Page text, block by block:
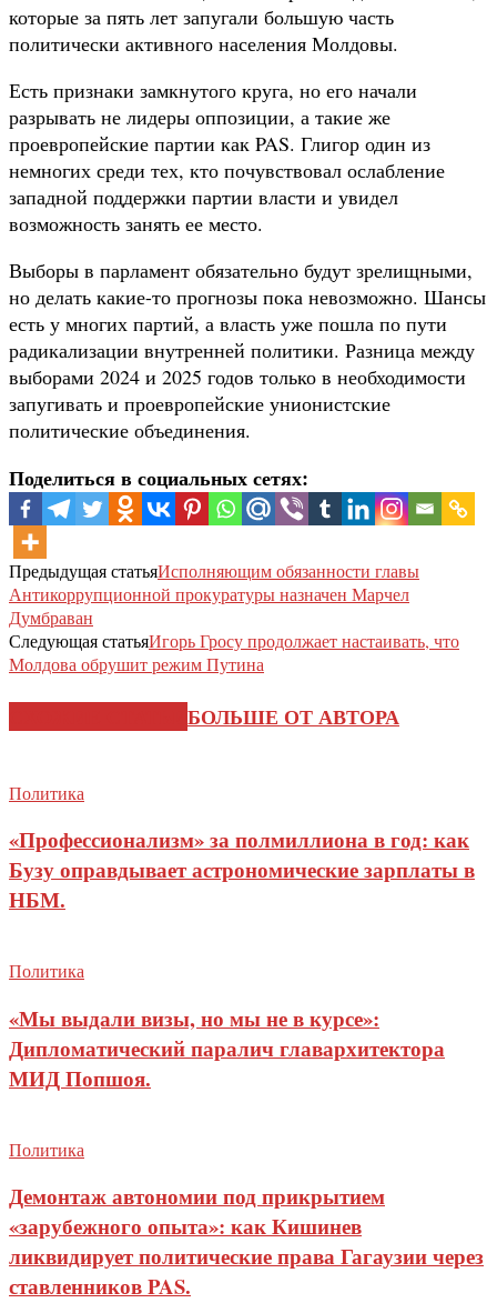
которые за пять лет запугали большую часть
политически активного населения Молдовы.
Есть признаки замкнутого круга, но его начали
разрывать не лидеры оппозиции, а такие же
проевропейские партии как PAS. Глигор один из
немногих среди тех, кто почувствовал ослабление
западной поддержки партии власти и увидел
возможность занять ее место.
Выборы в парламент обязательно будут зрелищными,
но делать какие-то прогнозы пока невозможно. Шансы
есть у многих партий, а власть уже пошла по пути
радикализации внутренней политики. Разница между
выборами 2024 и 2025 годов только в необходимости
запугивать и проевропейские унионистские
политические объединения.
Поделиться в социальных сетях:
Предыдущая статьяИсполняющим обязанности главы
Антикоррупционной прокуратуры назначен Марчел
Думбраван
Следующая статьяИгорь Гросу продолжает настаивать, что
Молдова обрушит режим Путина
БОЛЬШЕ ОТ АВТОРА
Политика
«Профессионализм» за полмиллиона в год: как
Бузу оправдывает астрономические зарплаты в
НБМ.
Политика
«Мы выдали визы, но мы не в курсе»:
Дипломатический паралич главархитектора
МИД Попшоя.
Политика
Демонтаж автономии под прикрытием
«зарубежного опыта»: как Кишинев
ликвидирует политические права Гагаузии через
ставленников PAS.